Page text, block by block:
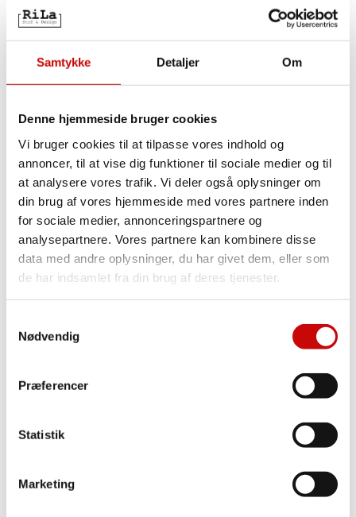
Samtykke Detaljer Om
Denne hjemmeside bruger cookies
Vi bruger cookies til at tilpasse vores indhold og
annoncer, til at vise dig funktioner til sociale medier og til
at analysere vores trafik. Vi deler også oplysninger om
din brug af vores hjemmeside med vores partnere inden
for sociale medier, annonceringspartnere og
analysepartnere. Vores partnere kan kombinere disse
data med andre oplysninger, du har givet dem, eller som
de har indsamlet fra din brug af deres tjenester.
Nødvendig
Præferencer
Statistik
Marketing
Fast Stof
Fast Stof
Designer Vævede tekstiler
Bomuld
Light & Lush – Bomulds Poplin
2-Vejsstræk(Buksestof)
Chiffon
Softshell
Boligtekstiler
Denim og Twill